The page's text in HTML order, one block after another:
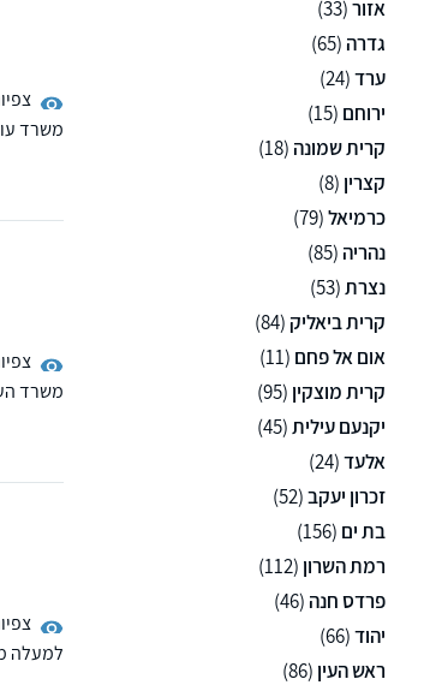
אזור(33)
גדרה (65)
ערד(24)
ירוחם (15)
קרית שמונה (18)
קצרין (8)
כרמיאל(79)
נהריה (85)
נצרת(53)
קרית ביאליק(84)
אום אל פחם (11)
קרית מוצקין (95)
יקנעם עילית(45)
אלעד(24)
זכרון יעקב(52)
בת ים (156)
רמת השרון (112)
פרדס חנה (46)
יהוד(66)
ראש העין (86)
משרד
משרד